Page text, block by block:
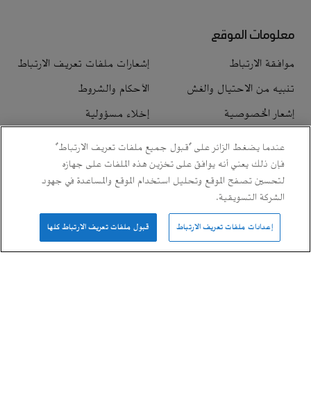
معلومات الموقع
موافقة الارتباط
إشعارات ملفات تعريف الارتباط
تنبيه من الاحتيال والغش
الأحكام والشروط
إشعار الخصوصية
إخلاء مسؤولية
مواقع أخرى
شركة أرامكو للتجارة
أرامكو فينتشرز
مركز الابتكارات المتقدمة (LAB7)
تليد
عندما يضغط الزائر على "قبول جميع ملفات تعريف الارتباط"
فإن ذلك يعني أنه يوافق على تخزين هذه الملفات على جهازه
لتحسين تصفح الموقع وتحليل استخدام الموقع والمساعدة في جهود
الشركة التسويقية.
إعدادات ملفات تعريف الارتباط قبول ملفات تعريف الارتباط كلها